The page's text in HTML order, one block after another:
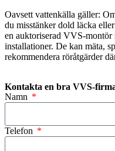
Oavsett vattenkälla gäller:
du misstänker dold läcka
en auktoriserad VVS-montör
installationer. De kan mäta,
rekommendera röråtgärder
Kontakta en bra VVS-
Namn
Telefon